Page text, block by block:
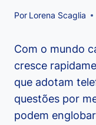
Por Lorena Scaglia
Com o mundo
cresce
que adotam
questões por
podem